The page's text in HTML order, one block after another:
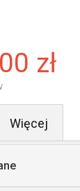
zł
Więcej